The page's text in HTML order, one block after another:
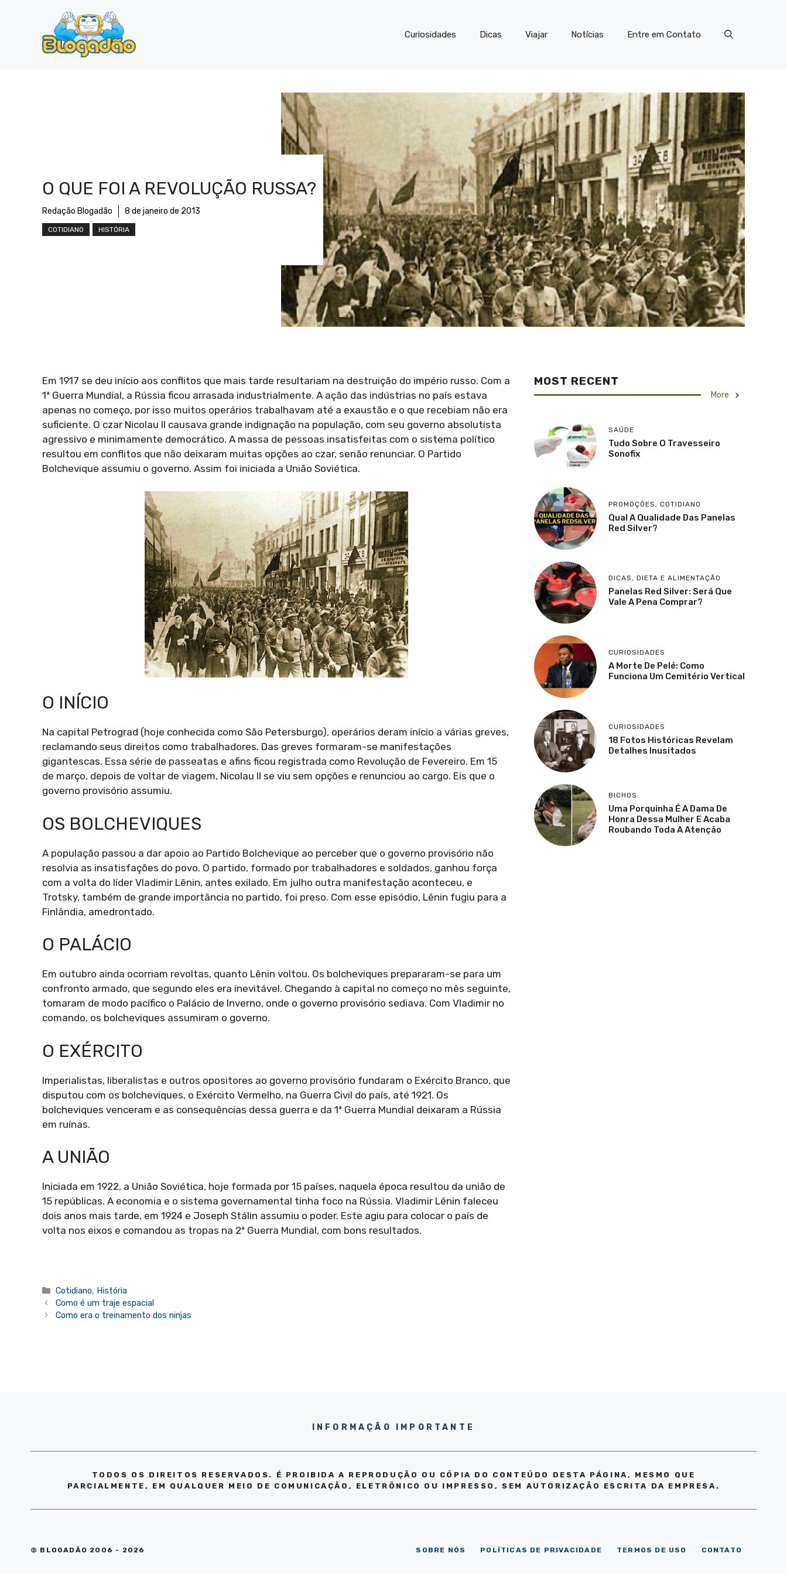
conteúdo
Curiosidades Dicas Viajar Notícias Entre em Contato
O QUE FOI A REVOLUÇÃO RUSSA?
Redação Blogadão 8 de janeiro de 2013
COTIDIANO HISTÓRIA
Em 1917 se deu início aos conflitos que mais tarde resultariam na destruição do império russo. Com a
1ª Guerra Mundial, a Rússia ficou arrasada industrialmente. A ação das indústrias no país estava
apenas no começo, por isso muitos operários trabalhavam até a exaustão e o que recebiam não era
suficiente. O czar Nicolau II causava grande indignação na população, com seu governo absolutista
agressivo e minimamente democrático. A massa de pessoas insatisfeitas com o sistema político
resultou em conflitos que não deixaram muitas opções ao czar, senão renunciar. O Partido
Bolchevique assumiu o governo. Assim foi iniciada a União Soviética.
O INÍCIO
Na capital Petrograd (hoje conhecida como São Petersburgo), operários deram início a várias greves,
reclamando seus direitos como trabalhadores. Das greves formaram-se manifestações
gigantescas. Essa série de passeatas e afins ficou registrada como Revolução de Fevereiro. Em 15
de março, depois de voltar de viagem, Nicolau II se viu sem opções e renunciou ao cargo. Eis que o
governo provisório assumiu.
OS BOLCHEVIQUES
A população passou a dar apoio ao Partido Bolchevique ao perceber que o governo provisório não
resolvia as insatisfações do povo. O partido, formado por trabalhadores e soldados, ganhou força
com a volta do líder Vladimir Lênin, antes exilado. Em julho outra manifestação aconteceu, e
Trotsky, também de grande importância no partido, foi preso. Com esse episódio, Lênin fugiu para a
Finlândia, amedrontado.
O PALÁCIO
Em outubro ainda ocorriam revoltas, quanto Lênin voltou. Os bolcheviques prepararam-se para um
confronto armado, que segundo eles era inevitável. Chegando à capital no começo no mês seguinte,
tomaram de modo pacífico o Palácio de Inverno, onde o governo provisório sediava. Com Vladimir no
comando, os bolcheviques assumiram o governo.
O EXÉRCITO
Imperialistas, liberalistas e outros opositores ao governo provisório fundaram o Exército Branco, que
disputou com os bolcheviques, o Exército Vermelho, na Guerra Civil do país, até 1921. Os
bolcheviques venceram e as consequências dessa guerra e da 1ª Guerra Mundial deixaram a Rússia
em ruínas.
A UNIÃO
Iniciada em 1922, a União Soviética, hoje formada por 15 países, naquela época resultou da união de
15 repúblicas. A economia e o sistema governamental tinha foco na Rússia. Vladimir Lênin faleceu
dois anos mais tarde, em 1924 e Joseph Stálin assumiu o poder. Este agiu para colocar o país de
volta nos eixos e comandou as tropas na 2ª Guerra Mundial, com bons resultados.
Categorias
Cotidiano, História
Como é um traje espacial
Como era o treinamento dos ninjas
MOST RECENT
More
SAÚDE
Tudo Sobre O Travesseiro
Sonofix
PROMOÇÕES , COTIDIANO
Qual A Qualidade Das Panelas
Red Silver?
DICAS, DIETA E ALIMENTAÇÃO
Panelas Red Silver: Será Que
Vale A Pena Comprar?
CURIOSIDADES
A Morte De Pelé: Como
Funciona Um Cemitério Vertical
CURIOSIDADES
18 Fotos Históricas Revelam
Detalhes Inusitados
BICHOS
Uma Porquinha É A Dama De
Honra Dessa Mulher E Acaba
Roubando Toda A Atenção
INFORMAÇÃO IMPORTANTE
TODOS OS DIREITOS RESERVADOS. É PROIBIDA A REPRODUÇÃO OU CÓPIA DO CONTEÚDO DESTA PÁGINA, MESMO QUE
PARCIALMENTE, EM QUALQUER MEIO DE COMUNICAÇÃO, ELETRÔNICO OU IMPRESSO, SEM AUTORIZAÇÃO ESCRITA DA EMPRESA.
© BLOGADÃO 2006 - 2026 SOBRE NÓS POLÍTICAS DE PRIVACIDADE TERMOS DE USO CONTATO